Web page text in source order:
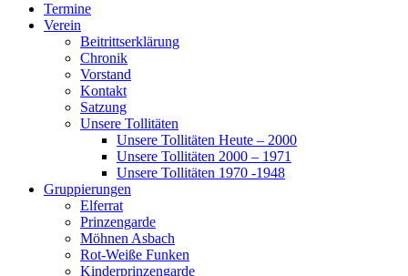
Termine
Verein
Beitrittserklärung
Chronik
Vorstand
Kontakt
Satzung
Unsere Tollitäten
Unsere Tollitäten Heute – 2000
Unsere Tollitäten 2000 – 1971
Unsere Tollitäten 1970 -1948
Gruppierungen
Elferrat
Prinzengarde
Möhnen Asbach
Rot-Weiße Funken
Kinderprinzengarde